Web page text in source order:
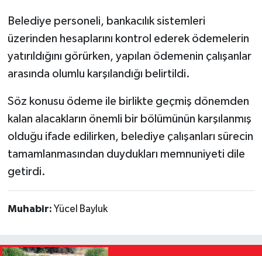
Belediye personeli, bankacılık sistemleri
üzerinden hesaplarını kontrol ederek ödemelerin
yatırıldığını görürken, yapılan ödemenin çalışanlar
arasında olumlu karşılandığı belirtildi.
Söz konusu ödeme ile birlikte geçmiş dönemden
kalan alacakların önemli bir bölümünün karşılanmış
olduğu ifade edilirken, belediye çalışanları sürecin
tamamlanmasından duydukları memnuniyeti dile
getirdi.
Muhabir: Yücel Bayluk